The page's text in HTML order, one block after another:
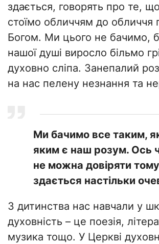
здається, говорять про те,
стоїмо обличчям до обличчя
Богом. Ми цього не бачимо,
нашої душі виросло більмо
духовно сліпа. Занепалий
на нас пелену незнання та
Ми бачимо все таким,
яким є наш розум. Ось
не можна довіряти
здається настільки
З дитинства нас навчали у
духовність – це поезія,
музика тощо. У Церкві